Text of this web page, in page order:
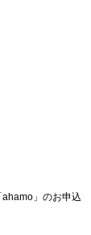
」のお申込